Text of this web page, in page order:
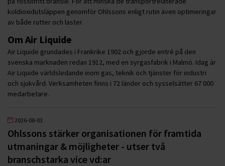
koldioxidutsläppen genomför Ohlssons enligt rutin även optimeringar
av både rutter och laster.
Om Air Liquide
Air Liquide grundades i Frankrike 1902 och gjorde entré på den
svenska marknaden redan 1912, med en syrgasfabrik i Malmö. Idag är
Air Liquide världsledande inom gas, teknik och tjänster för industri
och sjukvård. Verksamheten finns i 72 länder och sysselsätter 67 000
medarbetare.
2026-08-03
Ohlssons stärker organisationen för framtida
utmaningar & möjligheter - utser två
branschstarka vice vd:ar